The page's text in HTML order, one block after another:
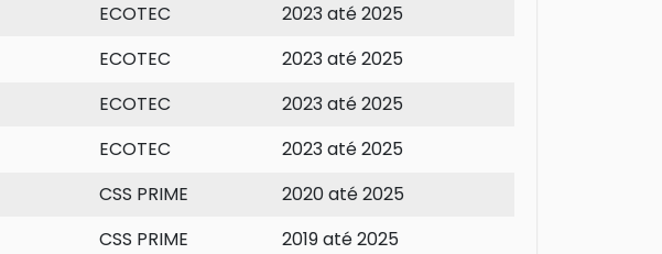
ECOTEC
2023 até 2025
ECOTEC
2023 até 2025
ECOTEC
2023 até 2025
ECOTEC
2023 até 2025
CSS PRIME
2020 até 2025
CSS PRIME
2019 até 2025